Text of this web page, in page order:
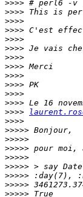
>>>>
>>>>
>>>>
>>>>
>>>>
>>>>
>>>>
>>>>
>>>>
>>>>
>>>>
>>>>
>>>>
>>>>
>>>>>
>>>>>
>>>>>
>>>>>
>>>>>
>>>>>
>>>>>
>>>>>